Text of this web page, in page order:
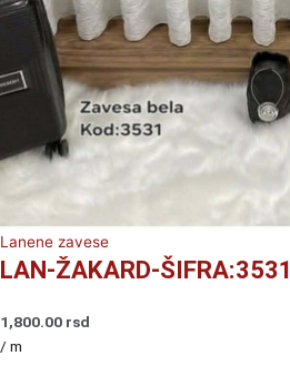
Lanene zavese
LAN-ŽAKARD-ŠIFRA:3531
1,800.00 rsd
/ m